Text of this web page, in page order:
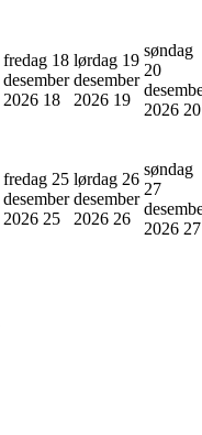
fredag 18
desember
2026 18
lørdag 19
desember
2026 19
søndag
20
2026 20
fredag 25
desember
2026 25
lørdag 26
desember
2026 26
søndag
27
2026 27